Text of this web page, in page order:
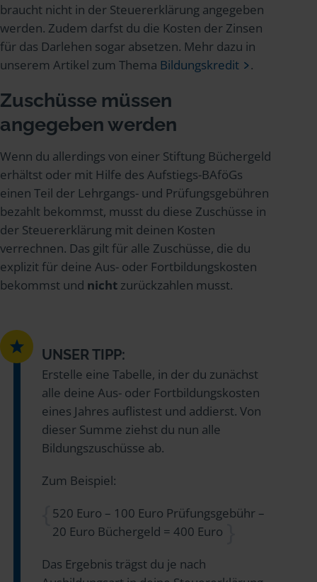
braucht nicht in der Steuererklärung angegeben
werden. Zudem darfst du die Kosten der Zinsen
für das Darlehen sogar absetzen. Mehr dazu in
unserem Artikel zum Thema Bildungskredit .
Zuschüsse müssen
angegeben werden
Wenn du allerdings von einer Stiftung Büchergeld
erhältst oder mit Hilfe des Aufstiegs-BAföGs
einen Teil der Lehrgangs- und Prüfungsgebühren
bezahlt bekommst, musst du diese Zuschüsse in
der Steuererklärung mit deinen Kosten
verrechnen. Das gilt für alle Zuschüsse, die du
explizit für deine Aus- oder Fortbildungskosten
bekommst und nicht zurückzahlen musst.
UNSER TIPP:
Erstelle eine Tabelle, in der du zunächst
alle deine Aus- oder Fortbildungskosten
eines Jahres auflistest und addierst. Von
dieser Summe ziehst du nun alle
Bildungszuschüsse ab.
Zum Beispiel:
520 Euro – 100 Euro Prüfungsgebühr –
20 Euro Büchergeld = 400 Euro
Das Ergebnis trägst du je nach